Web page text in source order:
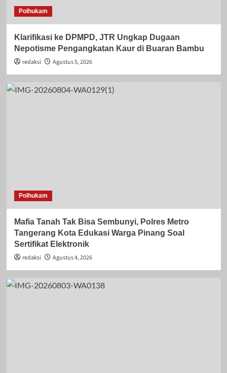
Polhukam
Klarifikasi ke DPMPD, JTR Ungkap Dugaan
Nepotisme Pengangkatan Kaur di Buaran Bambu
redaksi
Agustus 5, 2026
Polhukam
Mafia Tanah Tak Bisa Sembunyi, Polres Metro
Tangerang Kota Edukasi Warga Pinang Soal
Sertifikat Elektronik
redaksi
Agustus 4, 2026